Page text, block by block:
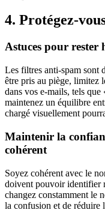
4. Protégez-
Astuces pour rester
Les filtres anti-spam sont
être pris au piège, limitez
dans vos e-mails, tels
maintenez un équilibre
chargé visuellement
Maintenir la
cohérent
Soyez cohérent avec le
doivent pouvoir identifier
changez constamment le
la confusion et de réduire